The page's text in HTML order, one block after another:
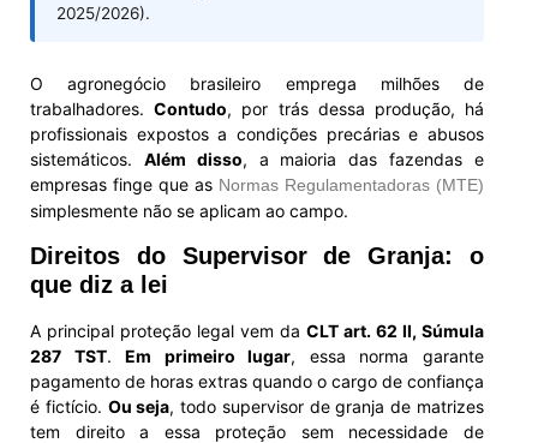
2025/2026).
O agronegócio brasileiro emprega milhões de
trabalhadores.Contudo, por trás dessa produção, há
profissionais expostos a condições precárias e abusos
sistemáticos. Além disso, a maioria das fazendas e
empresas finge que as Normas Regulamentadoras (MTE)
simplesmente não se aplicam ao campo.
Direitos do Supervisor de Granja: o
que diz a lei
A principal proteção legal vem da CLT art. 62 II, Súmula
287 TST.Em primeiro lugar, essa norma garante
pagamento de horas extras quando o cargo de confiança
é fictício. Ou seja, todo supervisor de granja de matrizes
tem direito a essa proteção sem necessidade de